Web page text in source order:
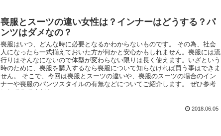
喪服とスーツの違い女性は？インナーはどうする？パ
ンツはダメなの？
喪服はいつ、どんな時に必要となるかわからないものです。 その為、社会
人になったら一式揃えておいた方が何かと安心かもしれません。喪服には流
行りはそんなにないので体型が変わらない限りは長く使えます。いざという
時のために、喪服を購入するなら喪服について知らなければ買う事はできま
せん。 そこで、今回は喪服とスーツの違いや、喪服のスーツの場合のイン
ナーや喪服のパンツスタイルの有無などについてご紹介します。 ぜひ参考
にしてみてください。
2018.06.05